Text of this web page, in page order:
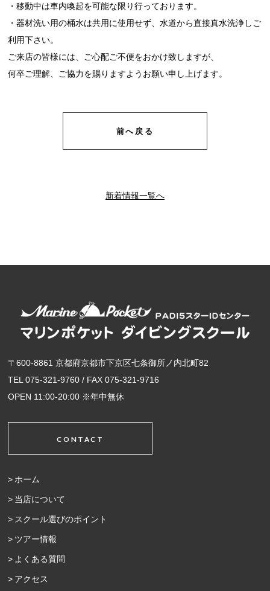
・移動中は車内喚起を可能な限り行っております。
・器材洗い用の桶水は共用に使用せず、水道から直接真水洗浄しご
利用下さい。
ご来店の皆様には、ご心配ご不便をおかけ致しますが、
何卒ご理解、ご協力を賜りますようお願い申し上げます。
前へ戻る
新着情報一覧へ
〒600-8861 京都府京都市下京区七条御所ノ内北町82
TEL 075-321-9760 / FAX 075-321-9716
OPEN 11:00-20:00 ※年中無休
CONTACT
ホーム
当店について
スクール選びのポイント
ツアー情報
よくある質問
アクセス